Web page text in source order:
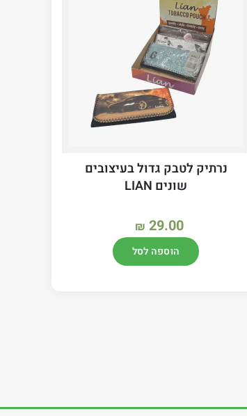
נרתיק לטבק גדול בעיצובים
שונים LIAN
₪ 29.00
הוספה לסל